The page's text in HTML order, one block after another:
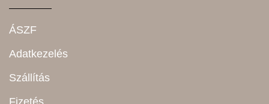
ÁSZF
Adatkezelés
Szállítás